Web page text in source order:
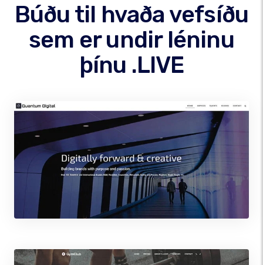
Búðu til hvaða vefsíðu
sem er undir léninu
þínu .LIVE